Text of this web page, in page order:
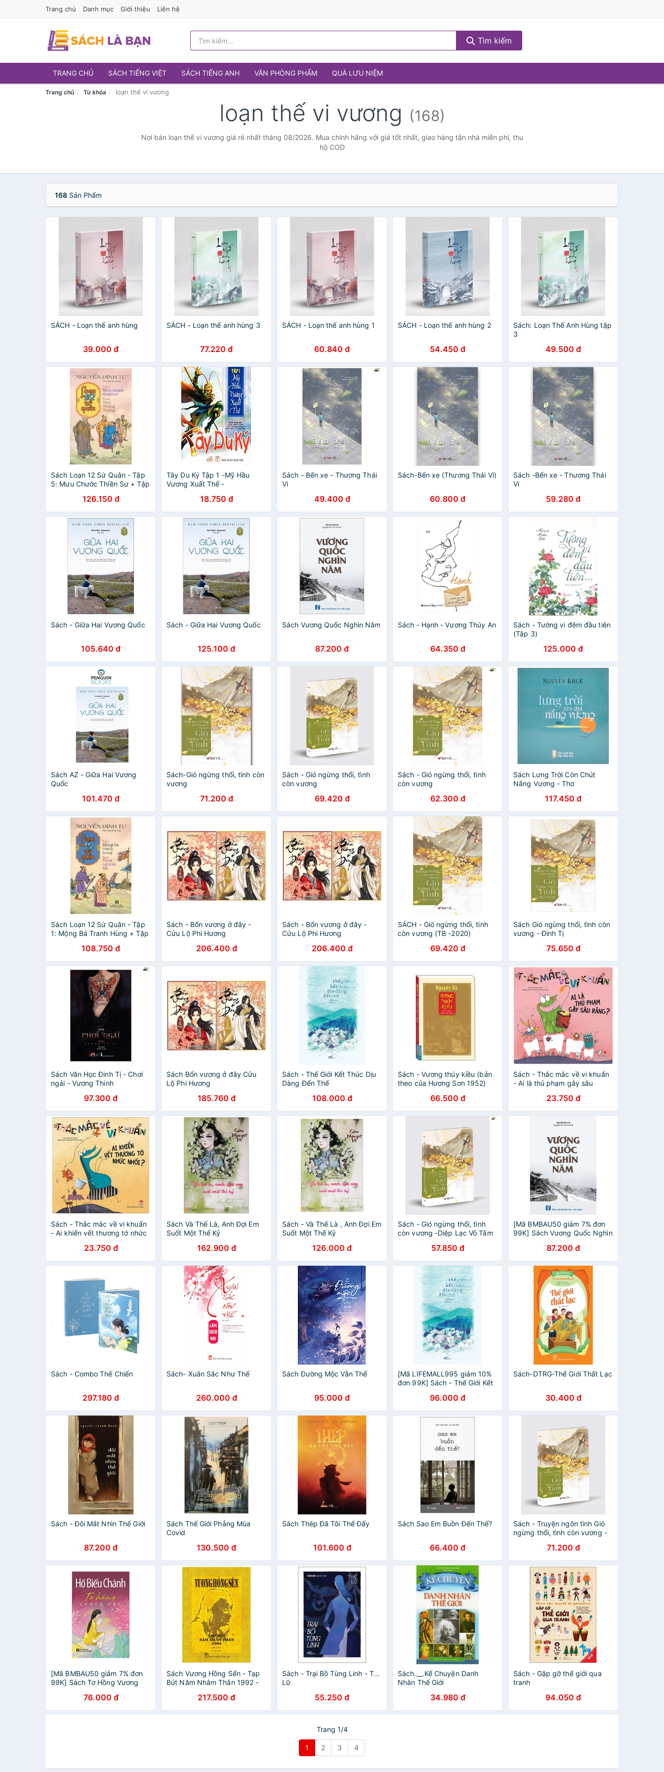
Trang chủ Danh mục Giới thiệu Liên hệ
Tìm kiếm
TRANG CHỦ SÁCH TIẾNG VIỆT SÁCH TIẾNG ANH VĂN PHÒNG PHẨM QUÀ LƯU NIỆM
Trang chủ Từ khóa loạn thế vi vương
loạn thế vi vương (168)
Nơi bán loạn thế vi vương giá rẻ nhất tháng 08/2026. Mua chính hãng với giá tốt nhất, giao hàng tận nhà miễn phí, thu
hộ COD
168 Sản Phẩm
SÁCH - Loạn thế anh hùng
39.000 đ
SÁCH - Loạn thế anh hùng 3
77.220 đ
SÁCH - Loạn thế anh hùng 1
60.840 đ
SÁCH - Loạn thế anh hùng 2
54.450 đ
Sách: Loạn Thế Anh Hùng tập
3
49.500 đ
Sách Loạn 12 Sứ Quân - Tập
5: Mưu Chước Thiền Sư + Tập
126.150 đ
Tây Du Ký Tập 1 -Mỹ Hầu
Vương Xuất Thế -
18.750 đ
Sách - Bến xe - Thương Thái
Vi
49.400 đ
Sách-Bến xe (Thương Thái Vi)
60.800 đ
Sách -Bến xe - Thương Thái
Vi
59.280 đ
Sách - Giữa Hai Vương Quốc
105.640 đ
Sách - Giữa Hai Vương Quốc
125.100 đ
Sách Vương Quốc Nghìn Năm
87.200 đ
Sách - Hạnh - Vương Thúy An
64.350 đ
Sách - Tường vi đêm đầu tiên
(Tập 3)
125.000 đ
Sách AZ - Giữa Hai Vương
Quốc
101.470 đ
Sách-Gió ngừng thổi, tình còn
vương
71.200 đ
Sách - Gió ngừng thổi, tình
còn vương
69.420 đ
Sách - Gió ngừng thổi, tình
còn vương
62.300 đ
Sách Lưng Trời Còn Chút
Nắng Vương - Thơ
117.450 đ
Sách Loạn 12 Sứ Quân - Tập
1: Mộng Bá Tranh Hùng + Tập
108.750 đ
Sách - Bổn vương ở đây -
Cửu Lộ Phi Hương
206.400 đ
Sách - Bổn vương ở đây -
Cửu Lộ Phi Hương
206.400 đ
SÁCH - Gió ngừng thổi, tình
còn vương (TB -2020)
69.420 đ
Sách Gió ngừng thổi, tình còn
vương - Đinh Tị
75.650 đ
Sách Văn Học Đinh Tị - Chơi
ngải - Vương Thinh
97.300 đ
Sách Bổn vương ở đây Cửu
Lộ Phi Hương
185.760 đ
Sách - Thế Giới Kết Thúc Dịu
Dàng Đến Thế
108.000 đ
Sách - Vương thúy kiều (bản
theo của Hương Sơn 1952)
66.500 đ
Sách - Thắc mắc về vi khuẩn
- Ai là thủ phạm gây sâu
23.750 đ
Sách - Thắc mắc về vi khuẩn
- Ai khiến vết thương tớ nhức
23.750 đ
Sách Và Thế Là, Anh Đợi Em
Suốt Một Thế Kỷ
162.900 đ
Sách - Và Thế Là , Anh Đợi Em
Suốt Một Thế Kỷ
126.000 đ
Sách - Gió ngừng thổi, tình
còn vương -Diệp Lạc Vô Tâm
57.850 đ
[Mã BMBAU50 giảm 7% đơn
99K] Sách Vương Quốc Nghìn
87.200 đ
Sách - Combo Thế Chiến
297.180 đ
Sách- Xuân Sắc Như Thế
260.000 đ
Sách Đường Mộc Vẫn Thế
95.000 đ
[Mã LIFEMALL995 giảm 10%
đơn 99K] Sách - Thế Giới Kết
96.000 đ
Sách-DTRG-Thế Giới Thất Lạc
30.400 đ
Sách - Đôi Mắt Nhìn Thế Giới
87.200 đ
Sách Thế Giới Phẳng Mùa
Covid
130.500 đ
Sách Thép Đã Tôi Thế Đấy
101.600 đ
Sách Sao Em Buồn Đến Thế?
66.400 đ
Sách - Truyện ngôn tình Gió
ngừng thổi, tình còn vương -
71.200 đ
[Mã BMBAU50 giảm 7% đơn
99K] Sách Tơ Hồng Vương
76.000 đ
Sách Vương Hồng Sển - Tạp
Bút Năm Nhâm Thân 1992 -
217.500 đ
Sách - Trại Bồ Tùng Linh - Thế
Lữ
55.250 đ
Sách.__.Kể Chuyện Danh
Nhân Thế Giới
34.980 đ
Sách - Gặp gỡ thế giới qua
tranh
94.050 đ
Trang 1/4
1 2 3 4